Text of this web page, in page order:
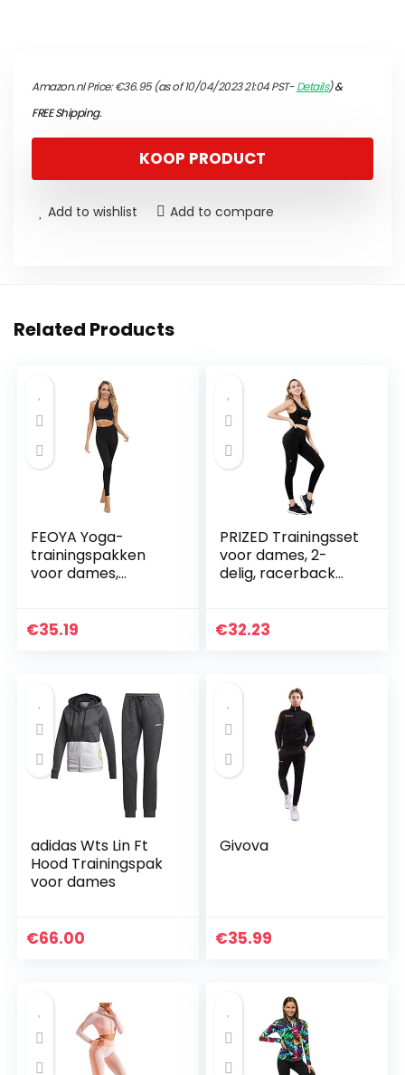
Amazon.nl Price:€36.95(as of 10/04/2023 21:04 PST-Details)&
FREE Shipping.
KOOP PRODUCT
Add to wishlist Add to compare
Related Products
FEOYA Yoga-
trainingspakken
voor dames,
workout, sport,
€35.19
PRIZED Trainingsset
voor dames, 2-
delig, racerback
sportbeha en hoge
€32.23
adidas Wts Lin Ft
Hood Trainingspak
voor dames
€66.00
Givova
€35.99